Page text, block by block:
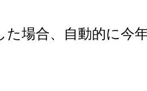
場合、自動的に今